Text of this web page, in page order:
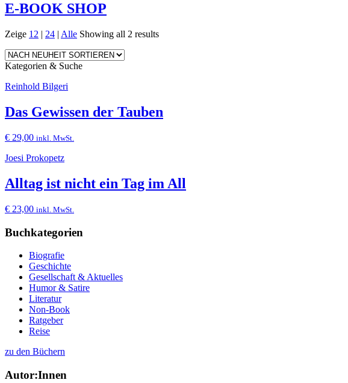
E-BOOK SHOP
Zeige 12 | 24 | Alle Showing all 2 results
Kategorien & Suche
Reinhold Bilgeri
Das Gewissen der Tauben
€ 29,00 inkl. MwSt.
Joesi Prokopetz
Alltag ist nicht ein Tag im All
€ 23,00 inkl. MwSt.
Buchkategorien
Biografie
Geschichte
Gesellschaft & Aktuelles
Humor & Satire
Literatur
Non-Book
Ratgeber
Reise
zu den Büchern
Autor:Innen